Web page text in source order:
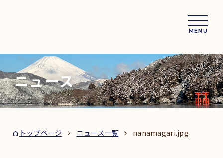
MENU
ニュース
トップページ ニュース一覧 nanamagari.jpg